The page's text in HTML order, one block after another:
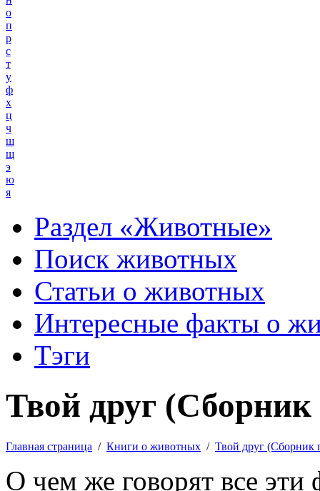
о
п
р
с
т
у
ф
х
ц
ч
ш
щ
э
ю
я
Раздел «Животные»
Поиск животных
Статьи о животных
Интересные факты о
Тэги
Твой друг (Сборник
Главная страница / Книги о животных / Твой друг (Сборник
О чем же говорят все